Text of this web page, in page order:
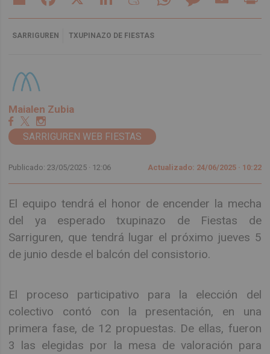
SARRIGUREN TXUPINAZO DE FIESTAS
Maialen Zubia
SARRIGUREN WEB FIESTAS
Publicado: 23/05/2025 · 12:06 Actualizado: 24/06/2025 · 10:22
El equipo tendrá el honor de encender la mecha
del ya esperado txupinazo de Fiestas de
Sarriguren, que tendrá lugar el próximo jueves 5
de junio desde el balcón del consistorio.
El proceso participativo para la elección del
colectivo contó con la presentación, en una
primera fase, de 12 propuestas. De ellas, fueron
3 las elegidas por la mesa de valoración para